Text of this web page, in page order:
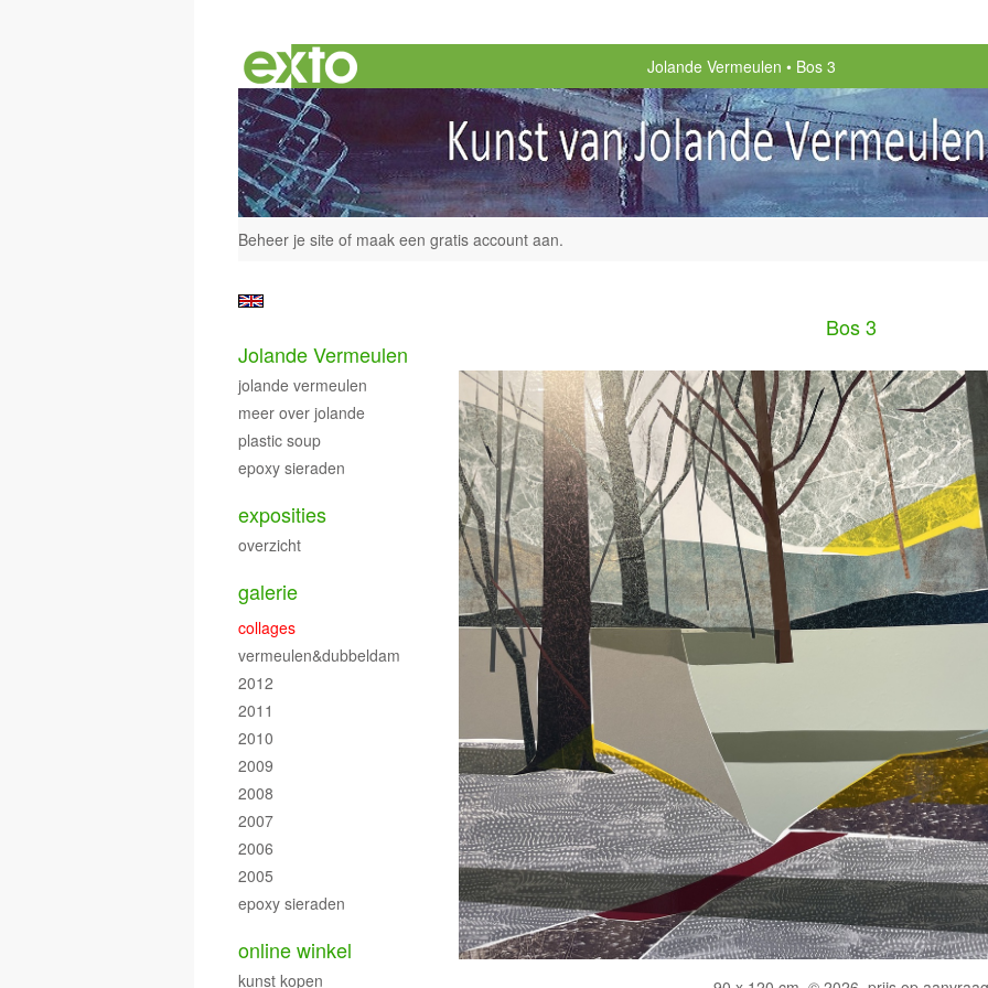
Jolande Vermeulen Bos 3
Beheer je site of maak een gratis account aan.
Bos 3
Jolande Vermeulen
jolande vermeulen
meer over jolande
plastic soup
epoxy sieraden
exposities
overzicht
galerie
collages
vermeulen&dubbeldam
2012
2011
2010
2009
2008
2007
2006
2005
epoxy sieraden
online winkel
kunst kopen